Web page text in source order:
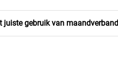
juiste gebruik van maandverband